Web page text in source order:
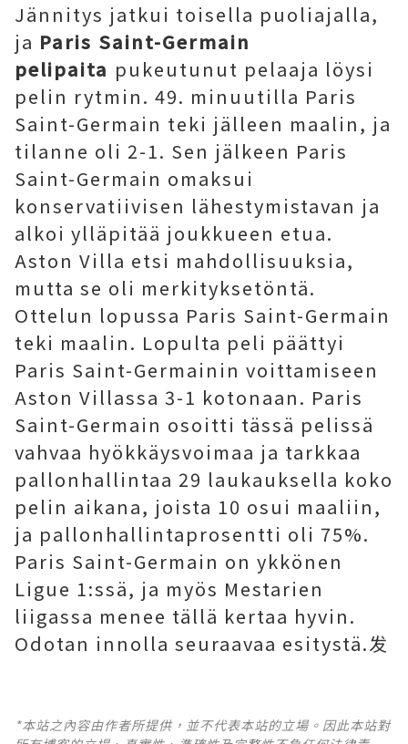
Jännitys jatkui toisella puoliajalla,
ja Paris Saint-Germain
pelipaita pukeutunut pelaaja löysi
pelin rytmin. 49. minuutilla Paris
Saint-Germain teki jälleen maalin, ja
tilanne oli 2-1. Sen jälkeen Paris
Saint-Germain omaksui
konservatiivisen lähestymistavan ja
alkoi ylläpitää joukkueen etua.
Aston Villa etsi mahdollisuuksia,
mutta se oli merkityksetöntä.
Ottelun lopussa Paris Saint-Germain
teki maalin. Lopulta peli päättyi
Paris Saint-Germainin voittamiseen
Aston Villassa 3-1 kotonaan. Paris
Saint-Germain osoitti tässä pelissä
vahvaa hyökkäysvoimaa ja tarkkaa
pallonhallintaa 29 laukauksella koko
pelin aikana, joista 10 osui maaliin,
ja pallonhallintaprosentti oli 75%.
Paris Saint-Germain on ykkönen
Ligue 1:ssä, ja myös Mestarien
liigassa menee tällä kertaa hyvin.
Odotan innolla seuraavaa esitystä.发
*本站之內容由作者所提供，並不代表本站的立場。因此本站對